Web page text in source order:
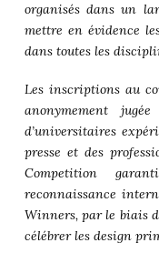
organisés dans un
mettre en évidence
dans toutes les
Les inscriptions au
anonymement
d’universitaires
presse et des
Competition
reconnaissance
Winners, par le biais
célébrer les design